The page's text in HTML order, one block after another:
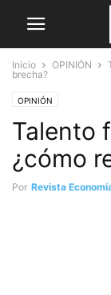
Inicio OPINIÓN
brecha?
OPINIÓN
Talento
¿cómo
Por Revista